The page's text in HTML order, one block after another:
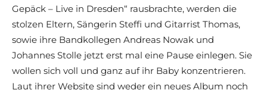
Gepäck – Live in Dresden“ rausbrachte, werden die
stolzen Eltern, Sängerin Steffi und Gitarrist Thomas,
sowie ihre Bandkollegen Andreas Nowak und
Johannes Stolle jetzt erst mal eine Pause einlegen. Sie
wollen sich voll und ganz auf ihr Baby konzentrieren.
Laut ihrer Website sind weder ein neues Album noch